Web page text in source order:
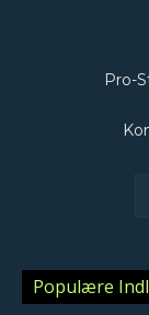
Pro-
Populære